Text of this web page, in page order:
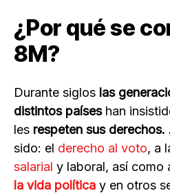
¿Por qué se
8M?
Durante siglos las
distintos países han
les respeten sus derechos.
sido: el derecho al voto, a
salarial y laboral, así como
la vida política y en otros